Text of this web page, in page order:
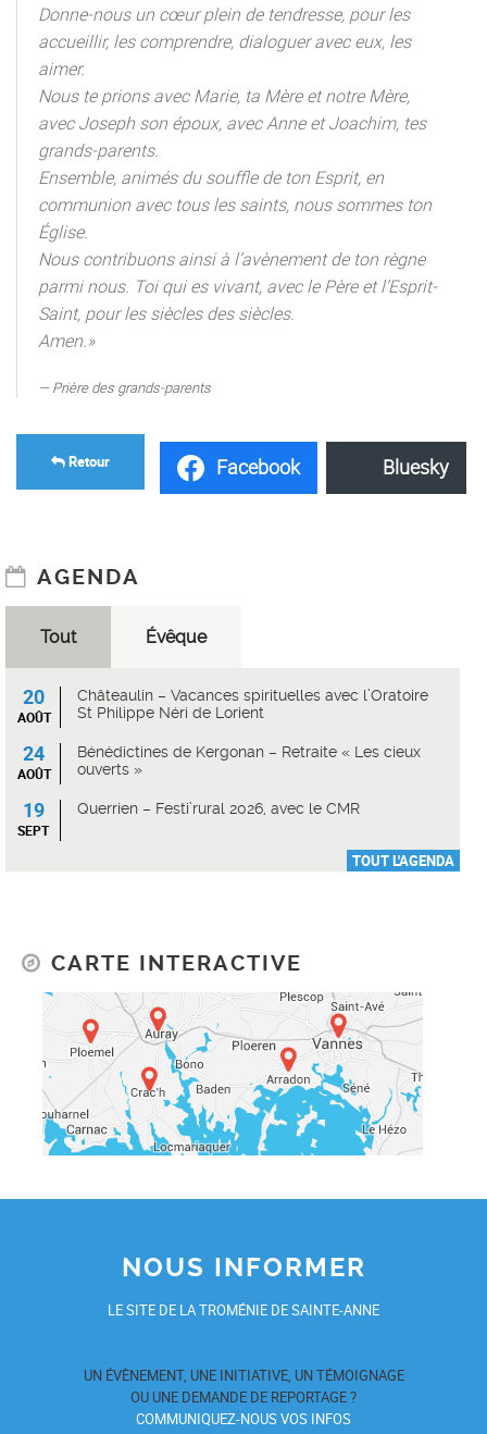
Donne-nous un cœur plein de tendresse, pour les
accueillir, les comprendre, dialoguer avec eux, les
aimer.
Nous te prions avec Marie, ta Mère et notre Mère,
avec Joseph son époux, avec Anne et Joachim, tes
grands-parents.
Ensemble, animés du souffle de ton Esprit, en
communion avec tous les saints, nous sommes ton
Église.
Nous contribuons ainsi à l’avènement de ton règne
parmi nous. Toi qui es vivant, avec le Père et l’Esprit-
Saint, pour les siècles des siècles.
Amen.»
Prière des grands-parents
Facebook Bluesky
Retour
AGENDA
Tout Évêque
20
AOÛT
Châteaulin – Vacances spirituelles avec l’Oratoire
St Philippe Néri de Lorient
24
AOÛT
Bénédictines de Kergonan – Retraite « Les cieux
ouverts »
19
SEPT
Querrien – Festi’rural 2026, avec le CMR
TOUT L'AGENDA
CARTE INTERACTIVE
NOUS INFORMER
LE SITE DE LA TROMÉNIE DE SAINTE-ANNE
UN ÉVÈNEMENT, UNE INITIATIVE, UN TÉMOIGNAGE
OU UNE DEMANDE DE REPORTAGE ?
COMMUNIQUEZ-NOUS VOS INFOS